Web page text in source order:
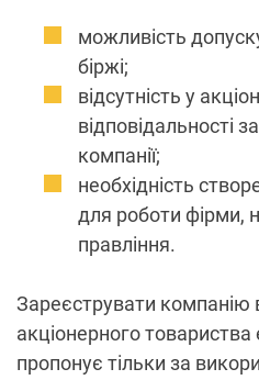
можливість
біржі;
відсутність у
відповідальності
компанії;
необхідність
для роботи фірми,
правління.
Зареєструвати компанію в
акціонерного
пропонує тільки за